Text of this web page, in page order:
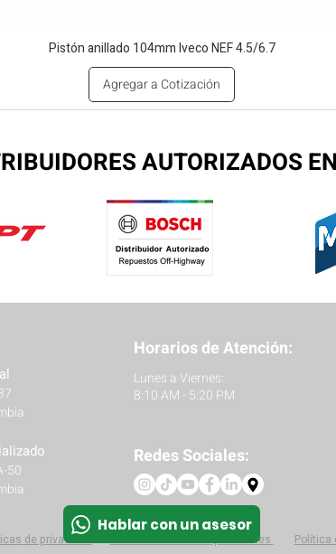
Pistón anillado 104mm Iveco NEF 4.5/6.7
Agregar a Cotización
Hablar con un asesor
AUTORIZADOS
50
Horarios de Atención:
Lunes a Viernes:
8:10 AM - 5:20 PM
Redes Sociales:
de privacidad Protección de datos personales Política